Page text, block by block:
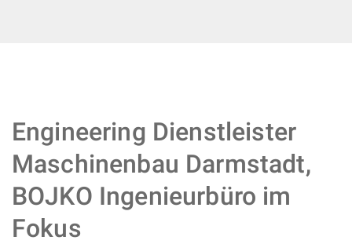
Engineering Dienstleister
Maschinenbau Darmstadt,
BOJKO Ingenieurbüro im
Fokus